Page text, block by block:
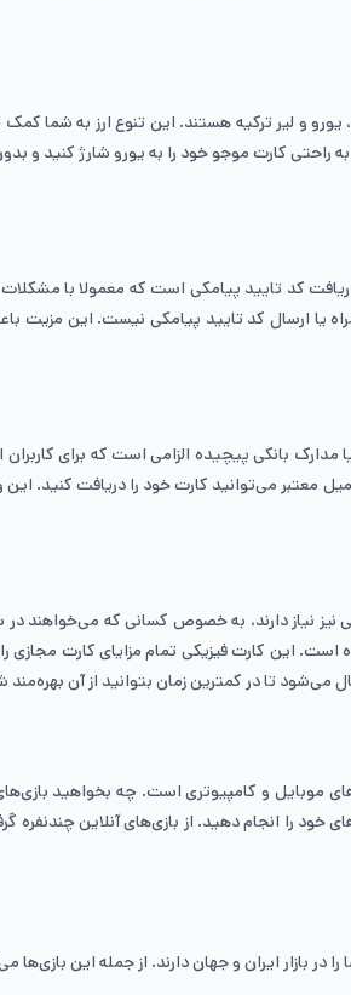
و لیر ترکیه هستند. این تنوع ارز به شما
به راحتی کارت موجو خود را به یورو شارژ
دریافت کد تایید پیامکی است که معمولا با
یا ارسال کد تایید پیامکی نیست. این مزیت
مدارک بانکی پیچیده الزامی است که برای
معتبر می‌توانید کارت خود را دریافت
این کارت فیزیکی تمام مزایای کارت مجازی را
می‌شود تا در کمترین زمان بتوانید از آن بهره‌مند
موبایل و کامپیوتری است. چه بخواهید
را انجام دهید. از بازی‌های آنلاین چندنفره
در بازار ایران و جهان دارند. از جمله این بازی‌ها